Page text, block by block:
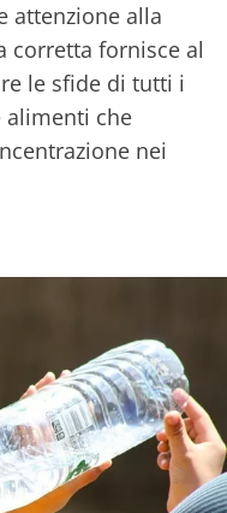
attenzione alla
corretta fornisce al
le sfide di tutti i
alimenti che
nei